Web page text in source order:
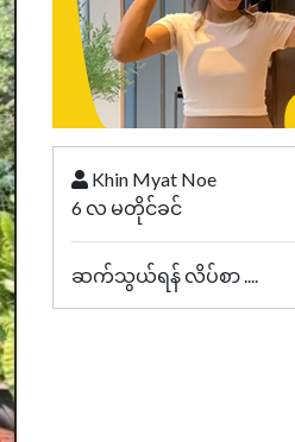
Khin Myat Noe
6 လ မတိုင်ခင်
ဆက်သွယ်ရန် လိပ်စာ ....